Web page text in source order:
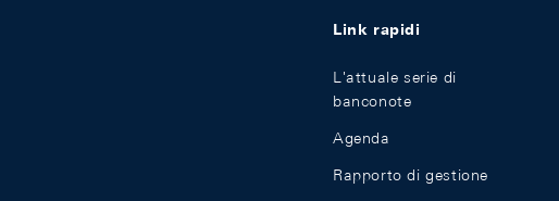
Link rapidi
L'attuale serie di
banconote
Agenda
Rapporto di gestione